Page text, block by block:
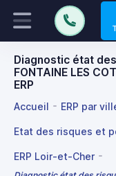
Diagnostic état
FONTAINE LES
ERP
Accueil ERP par
Etat des risques et
ERP Loir-et-Cher